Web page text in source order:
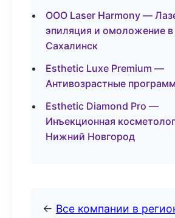
ООО Laser Harmony —
эпиляция и омоложение
Сахалинск
Esthetic Luxe Premium —
Антивозрастные
Esthetic Diamond Pro —
Инъекционная
Нижний Новгород
← Все компании в